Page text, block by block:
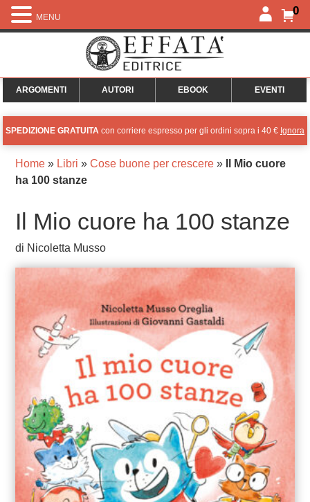
0
ARGOMENTI AUTORI EBOOK EVENTI
SPEDIZIONE GRATUITA con corriere espresso per gli ordini sopra i 40 € Ignora
Home» Libri » Cose buone per crescere»
Il Mio cuore
ha 100 stanze
Il Mio cuore ha 100 stanze
di Nicoletta Musso
MENU